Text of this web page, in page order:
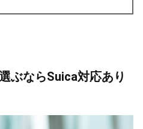
ぶならSuica対応あり